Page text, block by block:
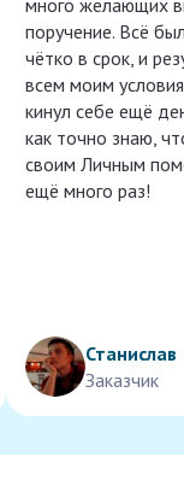
много желающих
поручение. Всё
чётко в срок, и
всем моим
кинул себе ещё
как точно знаю,
своим Личным
ещё много раз!
Станислав
Заказчик